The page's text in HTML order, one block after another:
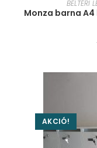
BELTÉRI
Monza barna
AKCIÓ!